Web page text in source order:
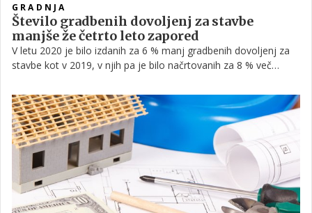
GRADNJA
Število gradbenih dovoljenj za stavbe
manjše že četrto leto zapored
V letu 2020 je bilo izdanih za 6 % manj gradbenih dovoljenj za
stavbe kot v 2019, v njih pa je bilo načrtovanih za 8 % več
gradbenih dovoljenj za stavbe je bilo tokrat že četrto leto
zapored nižje kot v letu prej.